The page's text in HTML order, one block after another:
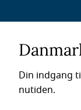
Din indgang
nutiden.